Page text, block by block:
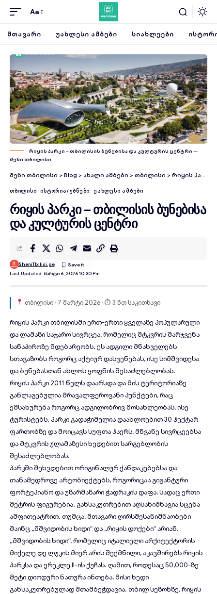
Aa
ᲛᲗᲐᲕᲐᲠᲘ ᲣᲐᲮᲚᲔᲡᲘ ᲐᲛᲑᲔᲑᲘ ᲡᲘᲐᲮᲚᲔᲔᲑᲘ
რიყის პარკი – თბილისის ბუნებისა და კულტურის ცენტრი —
შენი თბილისი
შენი თბილისი > Blog > ახალი ამბები > თბილისი > რიყის პარკი – თბილისის ბუნებისა და კულტურის ცენტრი
ᲗᲑᲘᲚᲘᲡᲘ ᲘᲡᲢᲝᲠᲘᲐ/ᲣᲑᲜᲔᲑᲘ ᲣᲐᲮᲚᲔᲡᲘ ᲐᲛᲑᲔᲑᲘ
რიყის პარკი – თბილისის ბუნებისა
და კულტურის ცენტრი
Last Updated: Მარტი 6, 2026 10:30 Pm
SheniTbilisi.ge
თბილისი · 7 მარტი 2026 · ⏱ 3 წთ საკითხავი
რიყის პარკითბილისში ერთ-ერთი ყველაზე პოპულარული
და ლამაზი საჯარო სივრცეა, რომელიც მტკვრის მარჯვენა
სანაპიროზე მდებარეობს. ეს ადგილი მნახველებს
სთავაზობს როგორც აქტიურ დასვენებას, ისე სიმშვიდესა
და ბუნებასთან ახლოს ყოფნის შესაძლებლობას.
რიყის პარკი 2011 წელს დაარსდა და მის ტერიტორიაზე
განლაგებულია მრავალფეროვანი პუნქტები, რაც
ემსახურება როგორც ადგილობრივ მოსახლეობას, ისე
ტურისტებს. პარკი გადაჭიმულია დაახლოებით 30 ჰექტარ
ფართობზე და მოიცავს სუფთა ჰაერს, მწვანე სივრცეებსა
და მტკვრის ულამაზესი ხედებით სარგებლობის
შესაძლებლობას.
პარკში შეხვდებით ორიგინალურ ქანდაკებებსა და
თანამედროვე არტობიექტებს, როგორიცაა გიგანტური
ფორტეპიანო და უზარმაზარი ჭადრაკის დაფა, სადაც ერთი
მეტრის ფიგურებია. განსაკუთრებით აღსანიშნავია სცენა
ამფითეატრით. თუმცა, მთავარი ღირსშესანიშნაობები
მაინც „მშვიდობის ხიდი“ და „რიყის დოქები“ არიან.
„მშვიდობის ხიდი“, რომელიც იტალიელი არქიტექტორის
მიქელე დე ლუკის მიერ არის შექმნილი, აკავშირებს რიყის
პარკსა და ერეკლე II-ის ქუჩას. ღამით, როდესაც 50,000-ზე
მეტი დიოდური ნათურა ინთება, მისი ხედი
განსაკუთრებულად შთამბეჭდავია. თბილ სეზონზე, რიყის